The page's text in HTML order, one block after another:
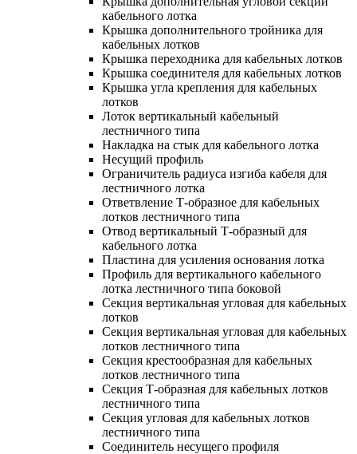
кабельного лотка
Крышка дополнительного тройника для
кабельных лотков
Крышка переходника для кабельных лотков
Крышка соединителя для кабельных лотков
Крышка угла крепления для кабельных
лотков
Лоток вертикальный кабельный
лестничного типа
Накладка на стык для кабельного лотка
Несущий профиль
Ограничитель радиуса изгиба кабеля для
лестничного лотка
Ответвление Т-образное для кабельных
лотков лестничного типа
Отвод вертикальный Т-образный для
кабельного лотка
Пластина для усиления основания лотка
Профиль для вертикального кабельного
лотка лестничного типа боковой
Секция вертикальная угловая для кабельных
лотков
Секция вертикальная угловая для кабельных
лотков лестничного типа
Секция крестообразная для кабельных
лотков лестничного типа
Секция Т-образная для кабельных лотков
лестничного типа
Секция угловая для кабельных лотков
лестничного типа
Соединитель несущего профиля